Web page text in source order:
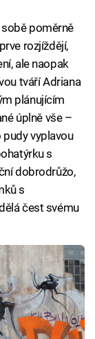
poměrně
rozjíždějí,
ale naopak
tváří Adriana
plánujícím
úplně vše –
vyplavou
s
dobrodrůžo,
s
čest svému